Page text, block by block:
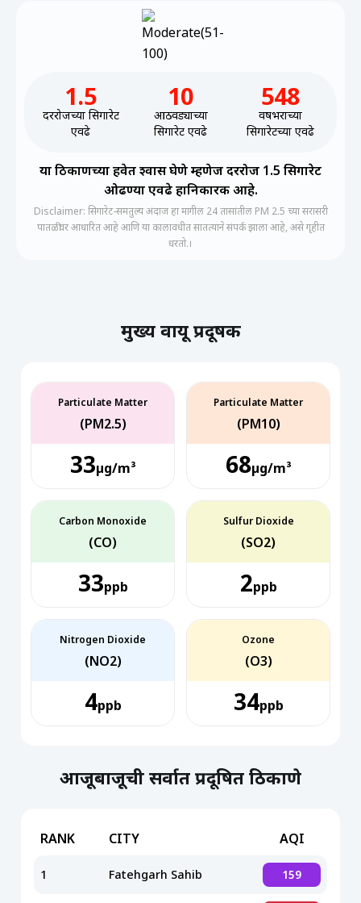
1.5
दररोजच्या सिगारेट
एवढे
10
आठवड्याच्या
सिगारेट एवढे
548
वर्षभराच्या
सिगारेटच्या एवढे
या ठिकाणच्या हवेत श्वास घेणे म्हणेज दररोज 1.5 सिगारेट
ओढण्या एवढे हानिकारक आहे.
Disclaimer: सिगारेट-समतुल्य अंदाज हा मागील 24 तासांतील PM 2.5 च्या सरासरी
पातळीवर आधारित आहे आणि या कालावधीत सातत्याने संपर्क झाला आहे, असे गृहीत
धरतो.।
मुख्य वायू प्रदूषक
Particulate Matter
(PM2.5)
33µg/m³
Particulate Matter
(PM10)
68µg/m³
Carbon Monoxide
(CO)
33ppb
Sulfur Dioxide
(SO2)
2ppb
Nitrogen Dioxide
(NO2)
4ppb
Ozone
(O3)
34ppb
आजूबाजूची सर्वात प्रदूषित ठिकाणे
RANK CITY AQI
1 Fatehgarh Sahib 159